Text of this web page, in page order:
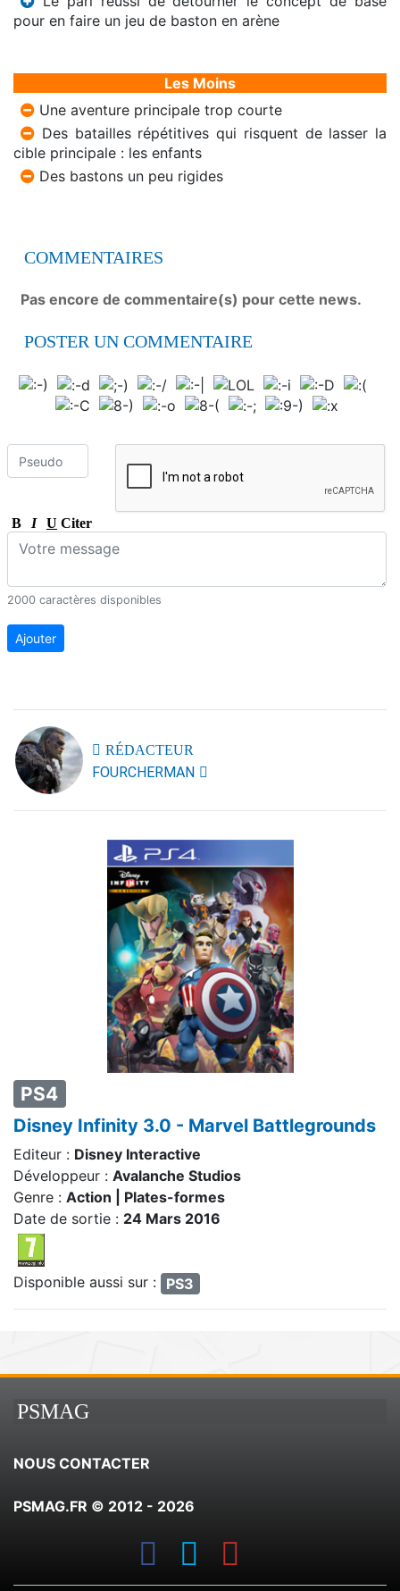
RÉDACTEUR
FOURCHERMAN
PS4
Disney Infinity 3.0 - Marvel Battlegrounds
Editeur : Disney Interactive
Développeur : Avalanche Studios
Genre : Action | Plates-formes
Date de sortie : 24 Mars 2016
Disponible aussi sur : PS3
pour en faire un jeu de baston en arène
Les Moins
Une aventure principale trop courte
Des batailles répétitives qui risquent de lasser la
cible principale : les enfants
Des bastons un peu rigides
COMMENTAIRES
Pas encore de commentaire(s) pour cette news.
POSTER UN COMMENTAIRE
B I U Citer
2000 caractères disponibles
Ajouter
PSMAG
NOUS CONTACTER
PSMAG.FR © 2012 - 2026